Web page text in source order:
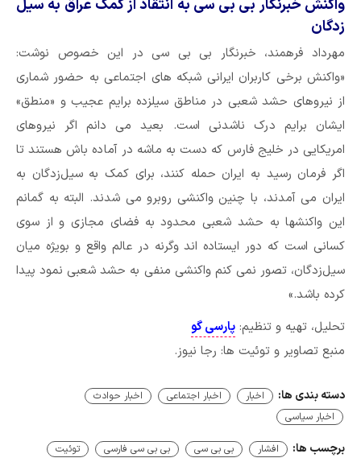
واکنش خبرنگار بی بی سی به انتقاد از کمک عراق به سیل
زدگان
مهرداد فرهمند، خبرنگار بی بی سی در این خصوص نوشت:
«واکنش برخی کاربران ایرانی شبکه های اجتماعی به حضور شماری
از نیروهای حشد شعبی در مناطق سیلزده برایم عجیب و «منطق»
ایشان برایم درک ناشدنی است. بعید می دانم اگر نیروهای
امریکایی در خلیج فارس که دست به ماشه در آماده باش هستند تا
اگر فرمان رسید به ایران حمله کنند، برای کمک به سیل‌زدگان به
ایران می آمدند، با چنین واکنشی روبرو می شدند. البته به گمانم
این واکنشها به حشد شعبی محدود به فضای مجازی و از سوی
کسانی است که دور ایستاده اند وگرنه در عالم واقع و بویژه میان
سیل‌زدگان، تصور نمی کنم واکنشی منفی به حشد شعبی نمود پیدا
کرده باشد.»
تحلیل، تهیه و تنظیم: پارسی گو
منبع تصاویر و توئیت ها: رجا نیوز.
دسته بندی ها: اخبار اخبار اجتماعی
اخبار حوادث
اخبار سیاسی
برچسب ها: افشار بی بی سی بی بی سی فارسی
توئیت